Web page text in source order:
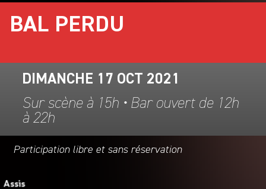
BAL PERDU
DIMANCHE 17 OCT 2021
Sur scène à 15h • Bar ouvert de 12h
à 22h
Participation libre et sans réservation